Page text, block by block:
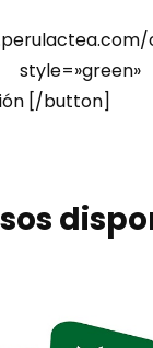
style=»green»
[/button]